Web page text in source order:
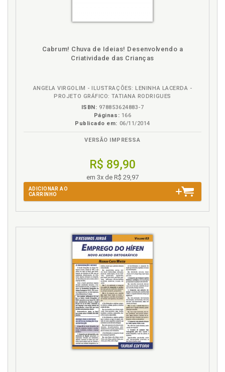
West. Síndrome de West, p. 91
Cabrum! Chuva de Ideias! Desenvolvendo a
Criatividade das Crianças
ANGELA VIRGOLIM - ILUSTRAÇÕES: LENINHA LACERDA -
PROJETO GRÁFICO: TATIANA RODRIGUES
ISBN: 978853624883-7
Páginas: 166
Publicado em: 06/11/2014
VERSÃO IMPRESSA
R$ 89,90
em 3x de R$ 29,97
ADICIONAR AO
CARRINHO